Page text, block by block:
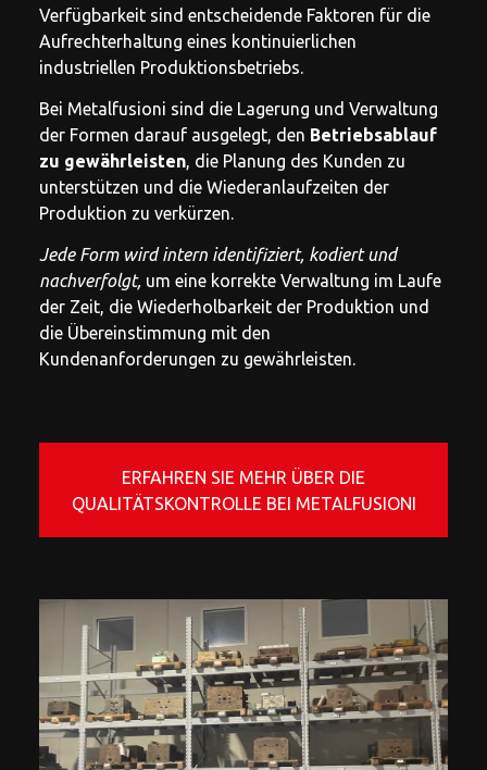
Verfügbarkeit sind entscheidende Faktoren für die
Aufrechterhaltung eines kontinuierlichen
industriellen Produktionsbetriebs.
Bei Metalfusioni sind die Lagerung und Verwaltung
der Formen darauf ausgelegt, den Betriebsablauf
zu gewährleisten, die Planung des Kunden zu
unterstützen und die Wiederanlaufzeiten der
Produktion zu verkürzen.
Jede Form wird intern identifiziert, kodiert und
nachverfolgt, um eine korrekte Verwaltung im Laufe
der Zeit, die Wiederholbarkeit der Produktion und
die Übereinstimmung mit den
Kundenanforderungen zu gewährleisten.
ERFAHREN SIE MEHR ÜBER DIE
QUALITÄTSKONTROLLE BEI METALFUSIONI